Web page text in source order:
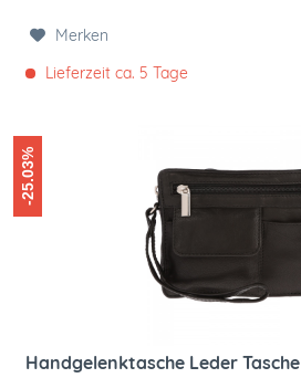
Merken
Lieferzeit ca. 5 Tage
-25.03%
Handgelenktasche Leder Tasche